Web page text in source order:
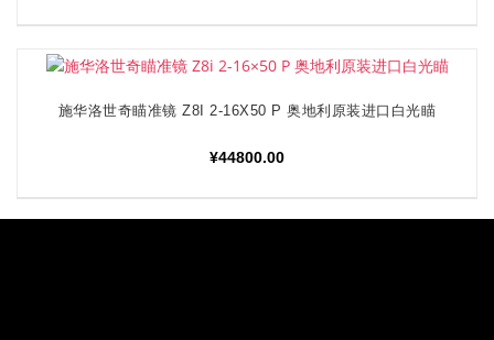
加入购物车
施华洛世奇瞄准镜 Z8I 2-16X50 P 奥地利原装进口白光瞄
¥44800.00